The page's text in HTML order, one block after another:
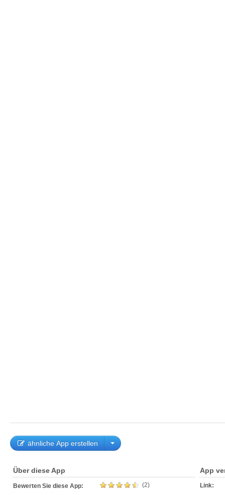
ähnliche App erstellen
Über diese App
Bewerten Sie diese App: (2)
App
Link: